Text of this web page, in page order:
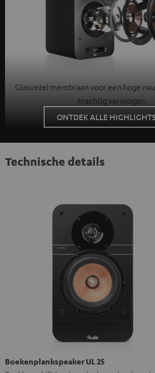
Glasvezel membraan voor een hoge
krachtig vermogen.
ONTDEK ALLE
Technische details
Boekenplankspeaker UL 25